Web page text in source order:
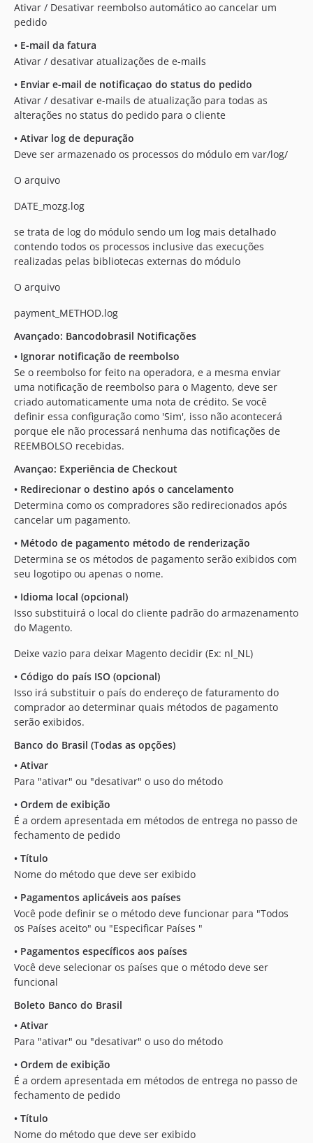
Ativar / Desativar reembolso automático ao cancelar um
pedido
• E-mail da fatura
Ativar / desativar atualizações de e-mails
• Enviar e-mail de notificaçao do status do pedido
Ativar / desativar e-mails de atualização para todas as
alterações no status do pedido para o cliente
• Ativar log de depuração
Deve ser armazenado os processos do módulo em var/log/
O arquivo
DATE_mozg.log
se trata de log do módulo sendo um log mais detalhado
contendo todos os processos inclusive das execuções
realizadas pelas bibliotecas externas do módulo
O arquivo
payment_METHOD.log
Avançado: Bancodobrasil Notificações
• Ignorar notificação de reembolso
Se o reembolso for feito na operadora, e a mesma enviar
uma notificação de reembolso para o Magento, deve ser
criado automaticamente uma nota de crédito. Se você
definir essa configuração como 'Sim', isso não acontecerá
porque ele não processará nenhuma das notificações de
REEMBOLSO recebidas.
Avançao: Experiência de Checkout
• Redirecionar o destino após o cancelamento
Determina como os compradores são redirecionados após
cancelar um pagamento.
• Método de pagamento método de renderização
Determina se os métodos de pagamento serão exibidos com
seu logotipo ou apenas o nome.
• Idioma local (opcional)
Isso substituirá o local do cliente padrão do armazenamento
do Magento.
Deixe vazio para deixar Magento decidir (Ex: nl_NL)
• Código do país ISO (opcional)
Isso irá substituir o país do endereço de faturamento do
comprador ao determinar quais métodos de pagamento
serão exibidos.
Banco do Brasil (Todas as opções)
• Ativar
Para "ativar" ou "desativar" o uso do método
• Ordem de exibição
É a ordem apresentada em métodos de entrega no passo de
fechamento de pedido
• Título
Nome do método que deve ser exibido
• Pagamentos aplicáveis aos países
Você pode definir se o método deve funcionar para "Todos
os Países aceito" ou "Especificar Países "
• Pagamentos específicos aos países
Você deve selecionar os países que o método deve ser
funcional
Boleto Banco do Brasil
• Ativar
Para "ativar" ou "desativar" o uso do método
• Ordem de exibição
É a ordem apresentada em métodos de entrega no passo de
fechamento de pedido
• Título
Nome do método que deve ser exibido